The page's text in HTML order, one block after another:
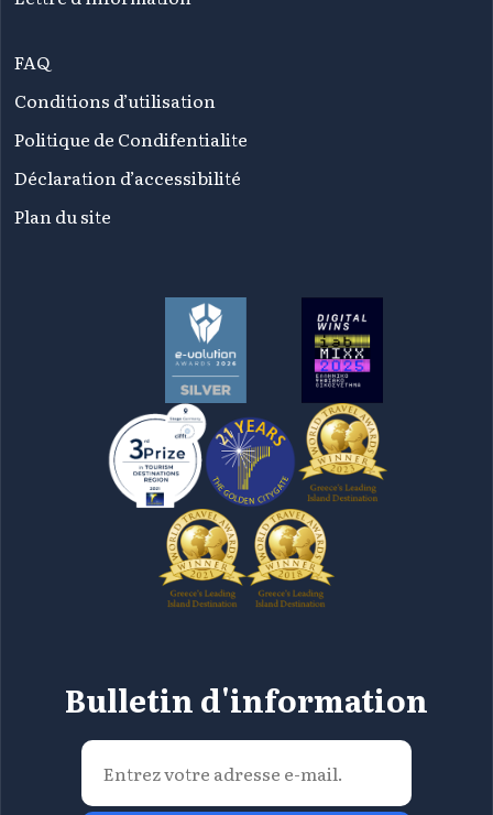
FAQ
Conditions d’utilisation
Politique de Condifentialite
Déclaration d’accessibilité
Plan du site
Bulletin d'information